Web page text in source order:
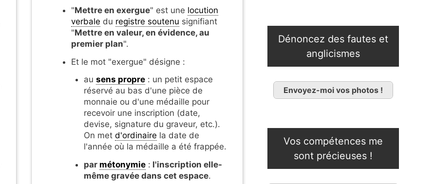
"Mettre en exergue" est une locution
verbale du registre soutenu signifiant
"Mettre en valeur, en évidence, au
premier plan".
Et le mot "exergue" désigne :
au sens propre: un petit espace
réservé au bas d'une pièce de
monnaie ou d'une médaille pour
recevoir une inscription (date,
devise, signature du graveur, etc.).
On met d'ordinaire la date de
l'année où la médaille a été frappée.
par métonymie: l'inscription elle-
même gravée dans cet espace.
Dénoncez des fautes et
anglicismes
Envoyez-moi vos photos !
Vos compétences me
sont précieuses !